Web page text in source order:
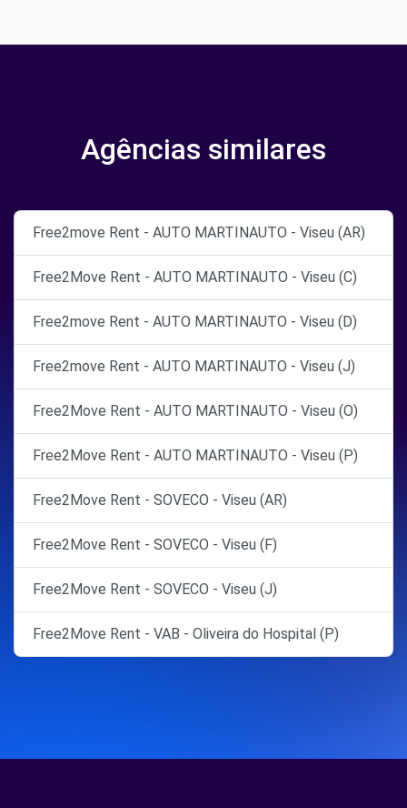
Agências similares
Free2move Rent - AUTO MARTINAUTO - Viseu (AR)
Free2Move Rent - AUTO MARTINAUTO - Viseu (C)
Free2move Rent - AUTO MARTINAUTO - Viseu (D)
Free2move Rent - AUTO MARTINAUTO - Viseu (J)
Free2Move Rent - AUTO MARTINAUTO - Viseu (O)
Free2Move Rent - AUTO MARTINAUTO - Viseu (P)
Free2Move Rent - SOVECO - Viseu (AR)
Free2Move Rent - SOVECO - Viseu (F)
Free2Move Rent - SOVECO - Viseu (J)
Free2Move Rent - VAB - Oliveira do Hospital (P)